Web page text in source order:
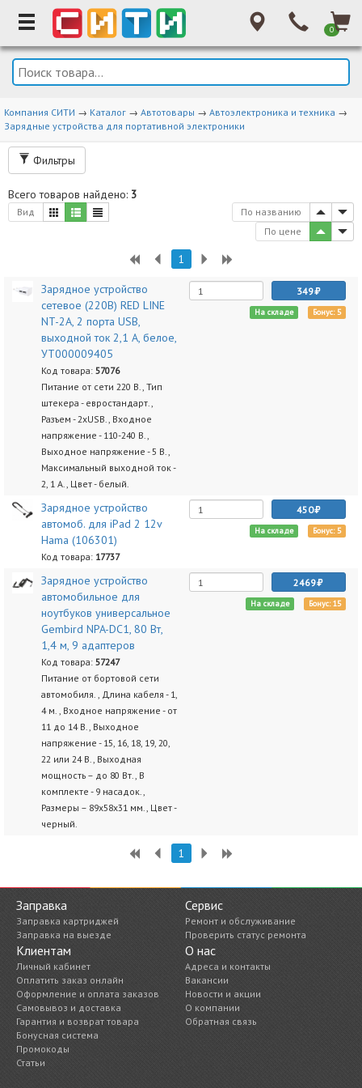
0
Компания СИТИ → Каталог → Автотовары → Автоэлектроника и техника →
Зарядные устройства для портативной электроники
Фильтры
Всего товаров найдено: 3
Вид
По названию
По цене
1
Зарядное устройство
сетевое (220В) RED LINE
NT-2A, 2 порта USB,
выходной ток 2,1 А, белое,
УТ000009405
Код товара: 57076
Питание от сети 220 В., Тип
штекера - евростандарт.,
Разъем - 2xUSB., Входное
напряжение - 110-240 В.,
Выходное напряжение - 5 В.,
Максимальный выходной ток -
2, 1 А., Цвет - белый.
349
На складе Бонус: 5
Зарядное устройство
автомоб. для iPad 2 12v
Hama (106301)
Код товара: 17737
450
На складе Бонус: 5
Зарядное устройство
автомобильное для
ноутбуков универсальное
Gembird NPA-DC1, 80 Вт,
1,4 м, 9 адаптеров
Код товара: 57247
Питание от бортовой сети
автомобиля. , Длина кабеля - 1,
4 м. , Входное напряжение - от
11 до 14 В., Выходное
напряжение - 15, 16, 18, 19, 20,
22 или 24 В., Выходная
мощность – до 80 Вт., В
комплекте - 9 насадок.,
Размеры – 89х58x31 мм., Цвет -
черный.
2469
На складе Бонус: 15
1
Заправка
Заправка картриджей
Заправка на выезде
Сервис
Ремонт и обслуживание
Проверить статус ремонта
Клиентам
Личный кабинет
Оплатить заказ онлайн
Оформление и оплата заказов
Самовывоз и доставка
Гарантия и возврат товара
Бонусная система
Промокоды
Статьи
О нас
Адреса и контакты
Вакансии
Новости и акции
О компании
Обратная связь